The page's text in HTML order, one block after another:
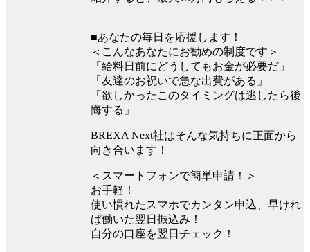
■あなたの毎日を応援します！
＜こんなあなたにお勧めの制度です＞
「給料日前にどうしてもお金が必要だ」
「友達のお祝いで急な出費がある」
「欲しかったこのタイミングは逃したら後
悔する」
BREXA Next社はそんな気持ちに正面から
向き合います！
＜スマートフォンで簡単申請！＞
お手軽！
使い慣れたスマホでカンタン申込、早けれ
ば働いた翌日振込み！
自分の口座を翌日チェック！